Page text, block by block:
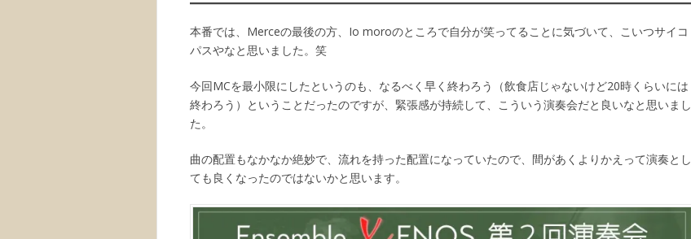
本番では、Merceの最後の方、Io moroのところで自分が笑ってることに気づいて、こいつサイコ
パスやなと思いました。笑
今回MCを最小限にしたというのも、なるべく早く終わろう（飲食店じゃないけど20時くらいには
終わろう）ということだったのですが、緊張感が持続して、こういう演奏会だと良いなと思いまし
た。
曲の配置もなかなか絶妙で、流れを持った配置になっていたので、間があくよりかえって演奏とし
ても良くなったのではないかと思います。